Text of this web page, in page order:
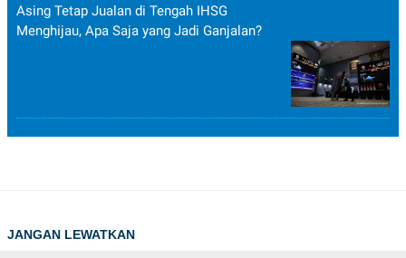
Asing Tetap Jualan di Tengah IHSG
Menghijau, Apa Saja yang Jadi Ganjalan?
JANGAN LEWATKAN